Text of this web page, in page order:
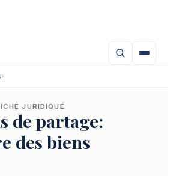
›
JURIDIQUE
de partage:
des biens